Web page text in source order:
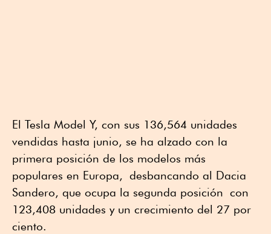
El Tesla Model Y, con sus 136,564 unidades
vendidas hasta junio, se ha alzado con la
primera posición de los modelos más
populares en Europa, desbancando al Dacia
Sandero, que ocupa la segunda posición con
123,408 unidades y un crecimiento del 27 por
ciento.